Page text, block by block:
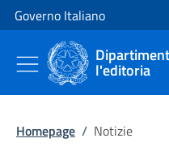
Vai al contenuto
Vai alla navigazione del sito
Governo Italiano
l'editoria
Homepage / Notizie